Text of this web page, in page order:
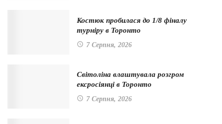
Костюк пробилася до 1/8 фіналу
турніру в Торонто
7 Серпня, 2026
Світоліна влаштувала розгром
ексросіянці в Торонто
7 Серпня, 2026